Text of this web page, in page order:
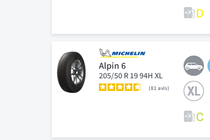
Alpin 6
205/50 R 19 94H XL
81avis